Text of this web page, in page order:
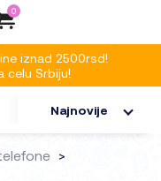
0
iznad 2500rsd!
celu Srbiju!
Najnovije